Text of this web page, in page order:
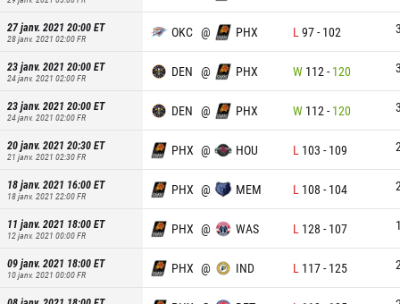
27 janv. 2021 20:00ET
28 janv. 2021 02:00FR OKC @ PHX L 97- 102
23 janv. 2021 20:00ET
24 janv. 2021 02:00FR DEN @ PHX W 112 - 120
23 janv. 2021 20:00ET
24 janv. 2021 02:00FR DEN @ PHX W 112 - 120
20 janv. 2021 20:30ET
21 janv. 2021 02:30FR PHX @ HOU L 103 - 109
18 janv. 2021 16:00ET
18 janv. 2021 22:00FR PHX @ MEM L 108 - 104
11 janv. 2021 18:00ET
12 janv. 2021 00:00FR PHX @ WAS L 128 - 107
09 janv. 2021 18:00ET
10 janv. 2021 00:00FR PHX @ IND L 117- 125